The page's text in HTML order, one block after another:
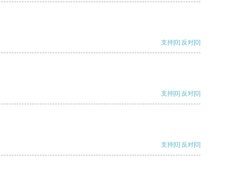
支持[0] 反对[0]
支持[0] 反对[0]
支持[0] 反对[0]